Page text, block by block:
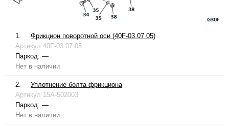
1.
Фрикцион поворотной оси (40F-03.07.05)
Артикул 40F-03.07.05
Паркод: —
Нет в наличии
2.
Уплотнение болта фрикциона
Артикул 15A-502003
Паркод: —
Нет в наличии